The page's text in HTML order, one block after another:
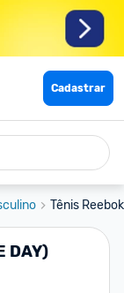
Cadastrar
Tênis
DAY)